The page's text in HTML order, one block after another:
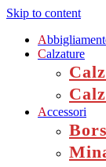
Skip to content
A
Calzature
Accessori